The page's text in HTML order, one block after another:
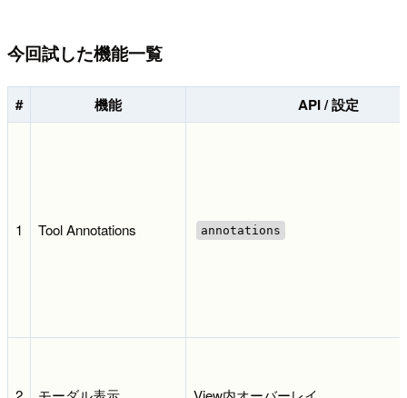
今回試した機能一覧
# 機能 API / 設定
1 Tool Annotations annotations